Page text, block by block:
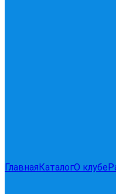
ГлавнаяКаталогО клубе